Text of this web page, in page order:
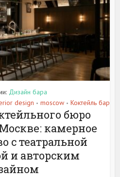
Дизайн бара
design • moscow • Коктейль бар
бюро
камерное
с театральной
и авторским